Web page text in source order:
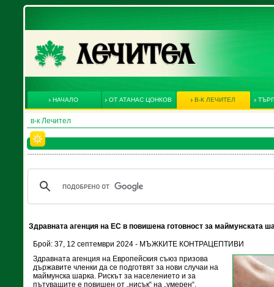
НАЧАЛО ОТ АТАНАС ЦОНКОВ В-К ЛЕЧИТЕЛ
в-к Лечител
Здравната агенция на ЕС в повишена готовност за маймунската
Брой: 37, 12 септември 2024 - МЪЖКИТЕ КОНТРАЦЕПТИВИ
Здравната агенция на Европейския съюз призова
държавите членки да се подготвят за нови случаи на
маймунска шарка. Рискът за населението и за
пътуващите е повишен от „нисък“ на „умерен“.